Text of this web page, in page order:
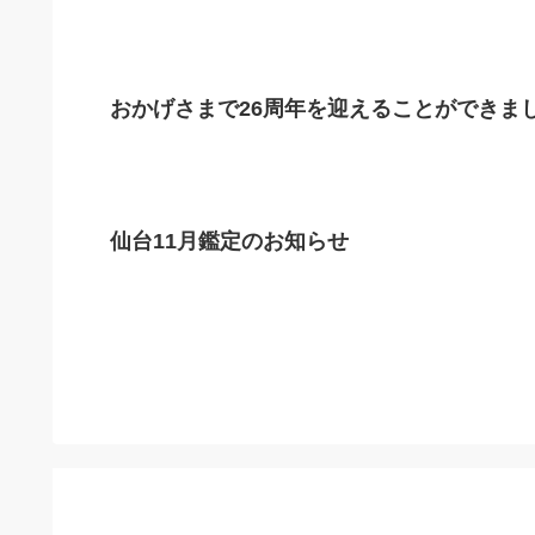
おかげさまで26周年を迎えることができま
仙台11月鑑定のお知らせ